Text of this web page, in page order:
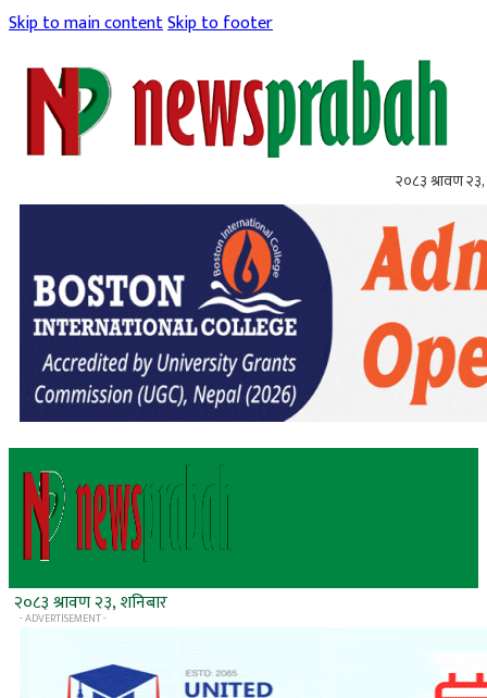
Skip to main contentSkip to footer
२०८३ श्रावण २३,
२०८३ श्रावण २३, शनिबार
- ADVERTISEMENT -